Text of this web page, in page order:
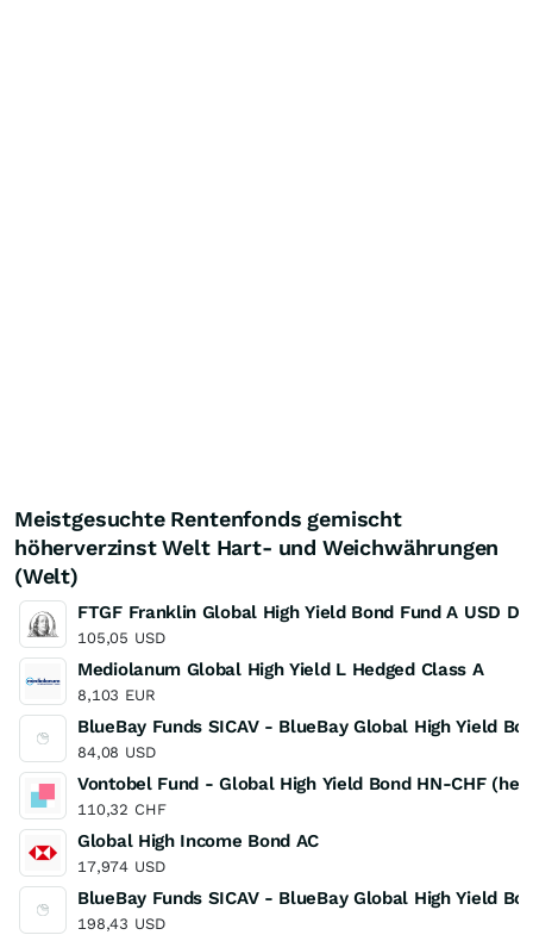
Meistgesuchte Rentenfonds gemischt
höherverzinst Welt Hart- und Weichwährungen
(Welt)
FTGF Franklin Global High Yield Bond Fund A USD
105,05 USD
Mediolanum Global High Yield L Hedged Class A
8,103 EUR
BlueBay Funds SICAV - BlueBay Global High Yield
84,08 USD
Vontobel Fund - Global High Yield Bond HN-CHF
110,32 CHF
Global High Income Bond AC
17,974 USD
BlueBay Funds SICAV - BlueBay Global High Yield
198,43 USD